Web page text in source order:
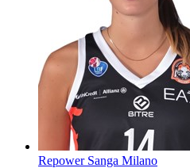
Repower Sanga Milano